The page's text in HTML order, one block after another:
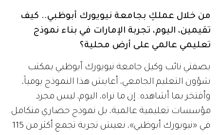
من خلال عملكِ بجامعة نيويورك أبوظبي.. كيف
تقيمين، اليوم، تجربة الإمارات في بناء نموذج
تعليمي عالمي على أرض محلية؟
بصفتي نائب وكيل جامعة نيويورك أبوظبي بمكتب
شؤون التعليم الجامعي، أعايش هذا النموذج يومياً،
وأفتخر بما أشاهده. إن ما نراه، اليوم، ليس مجرد
مؤسسات تعليمية عالمية، بل نموذج حضاري متكامل.
في «نيويورك أبوظبي»، نعيش تجربة تجمع أكثر من 115